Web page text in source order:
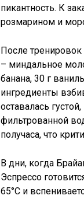
пикантность. К
розмарином и
После
– миндальное
банана, 30 г
ингредиенты
оставалась
фильтрованной
получаса, что
В дни, когда
Эспрессо
65°C и